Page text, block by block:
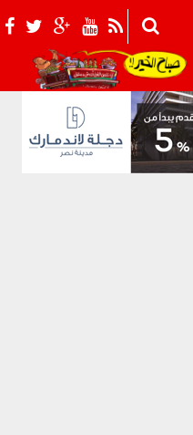
021_2.png